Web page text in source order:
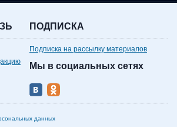
ПОДПИСКА
Подписка на рассылку материалов
Мы в социальных сетях
данных